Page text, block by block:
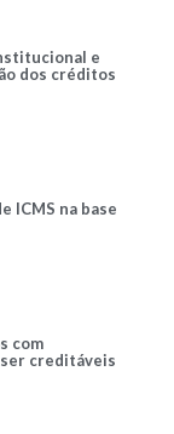
e
dos créditos
ICMS na base
com
creditáveis